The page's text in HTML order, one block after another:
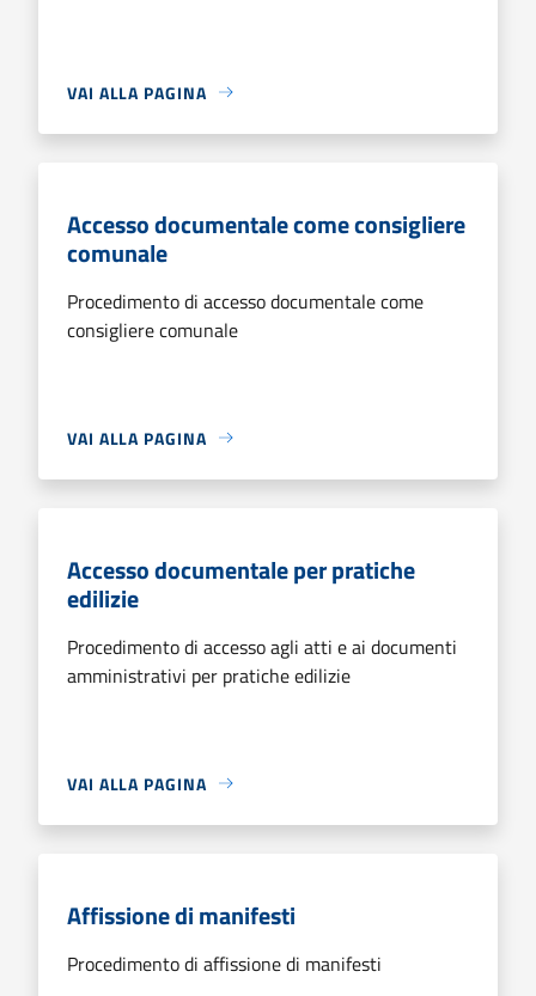
VAI ALLA PAGINA
Accesso documentale come consigliere
comunale
Procedimento di accesso documentale come
consigliere comunale
VAI ALLA PAGINA
Accesso documentale per pratiche
edilizie
Procedimento di accesso agli atti e ai documenti
amministrativi per pratiche edilizie
VAI ALLA PAGINA
Affissione di manifesti
Procedimento di affissione di manifesti